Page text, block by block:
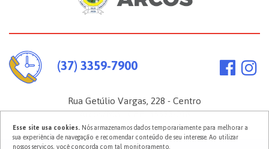
(37) 3359-7900
Rua Getúlio Vargas, 228 - Centro
Arcos/MG | CEP: 35598-018
Esse site usa cookies.Nós armazenamos dados temporariamente para melhorar a
sua experiência de navegação e recomendar conteúdo de seu interesse. Ao utilizar